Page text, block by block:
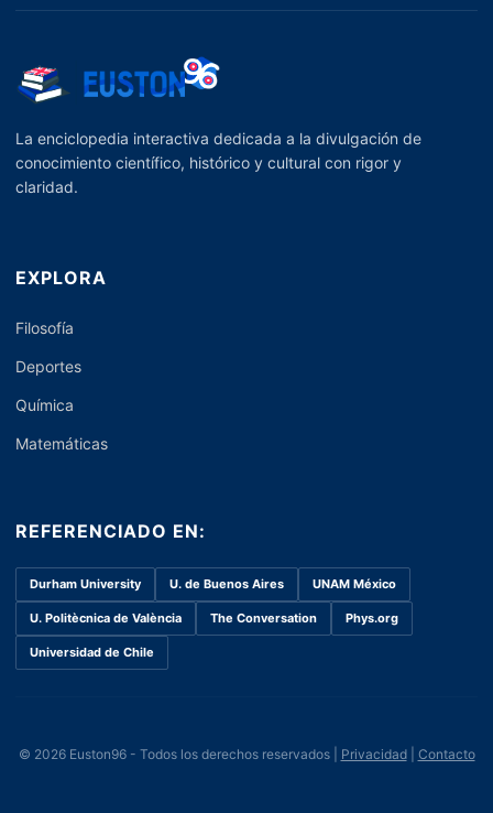
La enciclopedia interactiva dedicada a la divulgación de
conocimiento científico, histórico y cultural con rigor y
claridad.
EXPLORA
Filosofía
Deportes
Química
Matemáticas
REFERENCIADO EN:
Durham University U. de Buenos Aires UNAM México
U. Politècnica de València The Conversation Phys.org
Universidad de Chile
© 2026 Euston96 - Todos los derechos reservados | Privacidad| Contacto